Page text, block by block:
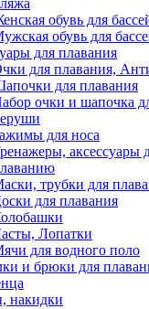
обувь для
обувь для
для плавания
для плавания,
для плавания
очки и шапочка
для носа
аксессуары
трубки для
для плавания
Лопатки
для водного поло
и брюки для
накидки